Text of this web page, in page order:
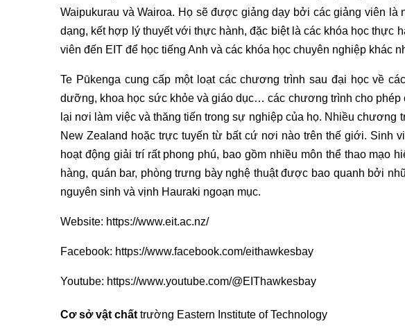
Waipukurau và Wairoa. Họ sẽ được giảng dạy bởi các giảng viên
dạng, kết hợp lý thuyết với thực hành, đặc biệt là các khóa học thực
viên đến EIT để học tiếng Anh và các khóa học chuyên nghiệp khác
Te Pūkenga cung cấp một loạt các chương trình sau đại học về
dưỡng, khoa học sức khỏe và giáo dục… các chương trình cho phép
lại nơi làm việc và thăng tiến trong sự nghiệp của họ. Nhiều
New Zealand hoặc trực tuyến từ bất cứ nơi nào trên thế giới. Sinh
hoạt động giải trí rất phong phú, bao gồm nhiều môn thể thao
hàng, quán bar, phòng trưng bày nghệ thuật được bao quanh bởi
nguyên sinh và vịnh Hauraki ngoạn mục.
Website: https://www.eit.ac.nz/
Facebook: https://www.facebook.com/eithawkesbay
Youtube: https://www.youtube.com/@EIThawkesbay
Cơ sở vật chất trường Eastern Institute of Technology